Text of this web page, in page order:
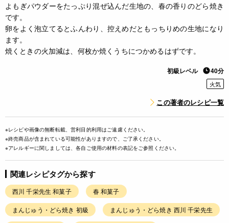
よもぎパウダーをたっぷり混ぜ込んだ生地の、春の香りのどら焼き
です。
卵をよく泡立てるとふんわり、控えめだともっちりめの生地になり
ます。
焼くときの火加減は、何枚か焼くうちにつかめるはずです。
初級レベル 40分
火気
この著者のレシピ一覧
※レシピや画像の無断転載、営利目的利用はご遠慮ください。
※終売商品が含まれている可能性がありますので、ご了承ください。
※アレルギーに関しましては、各自ご使用の材料の表記をご参照ください。
関連レシピタグから探す
西川 千栄先生 和菓子 春 和菓子
まんじゅう・どら焼き 初級 まんじゅう・どら焼き 西川 千栄先生